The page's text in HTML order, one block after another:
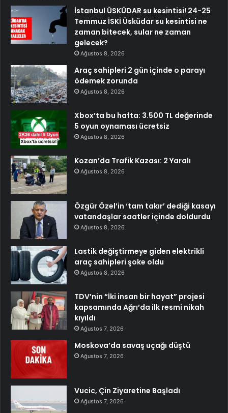
İstanbul ÜSKÜDAR su kesintisi! 24-25
Temmuz İSKİ Üsküdar su kesintisi ne
zaman bitecek, sular ne zaman
gelecek?
Ağustos 8, 2026
Araç sahipleri 2 gün içinde o parayı
ödemek zorunda
Ağustos 8, 2026
Xbox’ta bu hafta: 3.500 TL değerinde
5 oyun oynaması ücretsiz
Ağustos 8, 2026
Kozan’da Trafik Kazası: 2 Yaralı
Ağustos 8, 2026
Özgür Özel’in ‘tam takır’ dediği kasayı
vatandaşlar saatler içinde doldurdu
Ağustos 8, 2026
Lastik değiştirmeye giden elektrikli
araç sahipleri şoke oldu
Ağustos 8, 2026
TDV’nin “İki insan bir hayat” projesi
kapsamında Ağrı’da ilk resmi nikah
kıyıldı
Ağustos 7, 2026
Moskova’da savaş uçağı düştü
Ağustos 7, 2026
Vucic, Çin Ziyaretine Başladı
Ağustos 7, 2026